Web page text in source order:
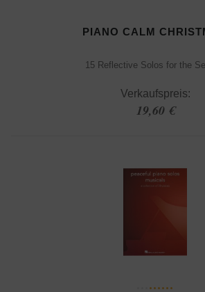
PIANO CALM
15 Reflective Solos for the
Verkaufspreis:
19,60 €